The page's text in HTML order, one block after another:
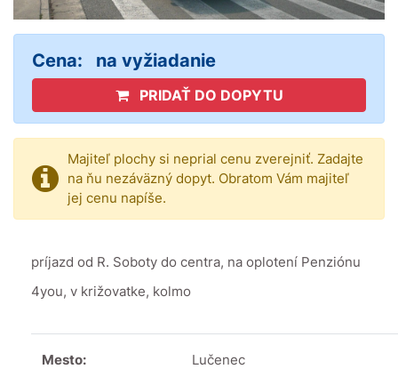
Cena: na vyžiadanie
PRIDAŤ DO DOPYTU
Majiteľ plochy si neprial cenu zverejniť. Zadajte
na ňu nezáväzný dopyt. Obratom Vám majiteľ
jej cenu napíše.
príjazd od R. Soboty do centra, na oplotení Penziónu
4you, v križovatke, kolmo
Mesto: Lučenec